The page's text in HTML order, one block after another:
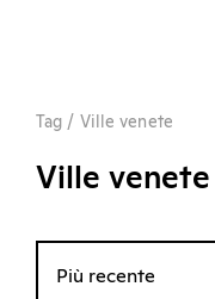
Tag / Ville venete
Ville venete
Più recente